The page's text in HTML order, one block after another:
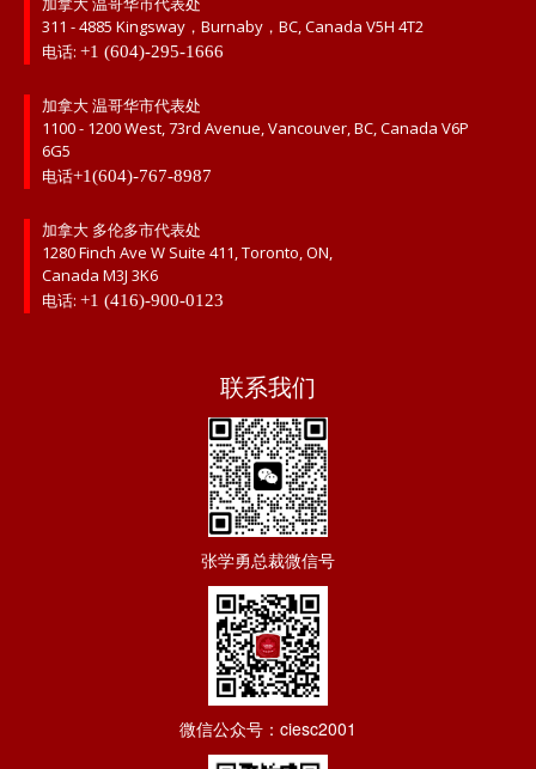
311 - 4885 Kingsway，Burnaby，BC, Canada V5H 4T2
电话: +1 (604)-295-1666
加拿大 温哥华市代表处
1100 - 1200 West, 73rd Avenue, Vancouver, BC, Canada V6P
6G5
电话+1(604)-767-8987
加拿大 多伦多市代表处
1280 Finch Ave W Suite 411, Toronto, ON,
Canada M3J 3K6
电话: +1 (416)-900-0123
联系我们
张学勇总裁微信号
微信公众号：ciesc2001